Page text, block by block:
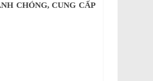
CHÓNG, CUNG CẤP